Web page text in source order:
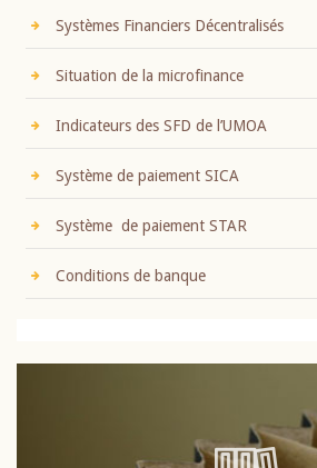
Systèmes Financiers Décentralisés
Situation de la microfinance
Indicateurs des SFD de l’UMOA
Système de paiement SICA
Système de paiement STAR
Conditions de banque